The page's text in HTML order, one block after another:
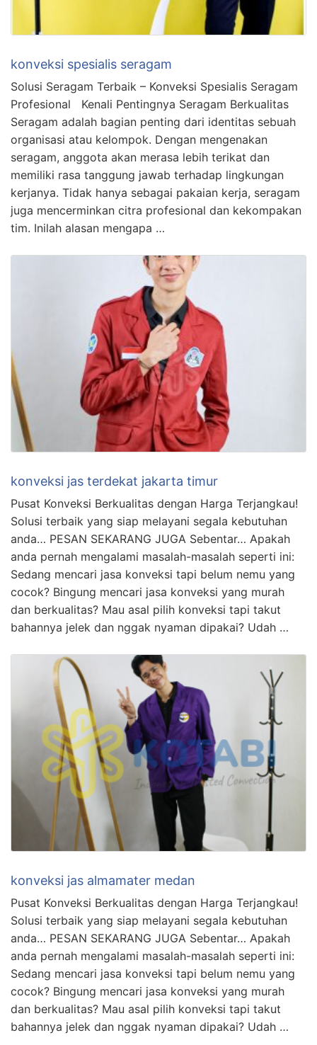
konveksi spesialis seragam
Solusi Seragam Terbaik – Konveksi Spesialis Seragam
Profesional Kenali Pentingnya Seragam Berkualitas
Seragam adalah bagian penting dari identitas sebuah
organisasi atau kelompok. Dengan mengenakan
seragam, anggota akan merasa lebih terikat dan
memiliki rasa tanggung jawab terhadap lingkungan
kerjanya. Tidak hanya sebagai pakaian kerja, seragam
juga mencerminkan citra profesional dan kekompakan
tim. Inilah alasan mengapa …
konveksi jas terdekat jakarta timur
Pusat Konveksi Berkualitas dengan Harga Terjangkau!
Solusi terbaik yang siap melayani segala kebutuhan
anda… PESAN SEKARANG JUGA Sebentar… Apakah
anda pernah mengalami masalah-masalah seperti ini:
Sedang mencari jasa konveksi tapi belum nemu yang
cocok? Bingung mencari jasa konveksi yang murah
dan berkualitas? Mau asal pilih konveksi tapi takut
bahannya jelek dan nggak nyaman dipakai? Udah …
konveksi jas almamater medan
Pusat Konveksi Berkualitas dengan Harga Terjangkau!
Solusi terbaik yang siap melayani segala kebutuhan
anda… PESAN SEKARANG JUGA Sebentar… Apakah
anda pernah mengalami masalah-masalah seperti ini:
Sedang mencari jasa konveksi tapi belum nemu yang
cocok? Bingung mencari jasa konveksi yang murah
dan berkualitas? Mau asal pilih konveksi tapi takut
bahannya jelek dan nggak nyaman dipakai? Udah …